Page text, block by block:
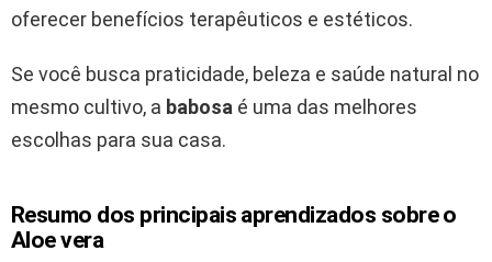
oferecer benefícios terapêuticos e estéticos.
Se você busca praticidade, beleza e saúde natural no
mesmo cultivo, a babosa é uma das melhores
escolhas para sua casa.
Resumo dos principais aprendizados sobre o
Aloe vera